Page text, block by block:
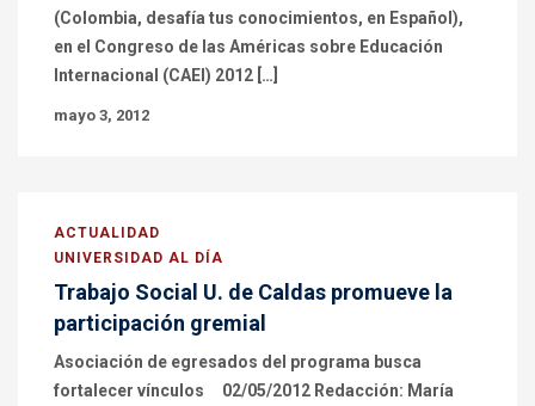
(Colombia, desafía tus conocimientos, en Español),
en el Congreso de las Américas sobre Educación
Internacional (CAEI) 2012 […]
mayo 3, 2012
ACTUALIDAD
UNIVERSIDAD AL DÍA
Trabajo Social U. de Caldas promueve la
participación gremial
Asociación de egresados del programa busca
fortalecer vínculos 02/05/2012 Redacción: María